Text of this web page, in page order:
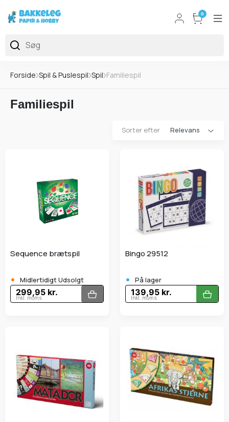
0
Forside Spil & Puslespil Spil Familiespil
Familiespil
Sorter efter
Sequence brætspil
• Midlertidigt Udsolgt
299,95 kr.
Inkl. moms
Bingo 29512
• På lager
139,95 kr.
Inkl. moms